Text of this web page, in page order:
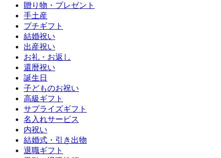
贈り物・プレゼント
手土産
プチギフト
結婚祝い
出産祝い
お礼・お返し
還暦祝い
誕生日
子どものお祝い
高級ギフト
サプライズギフト
名入れサービス
内祝い
結婚式・引き出物
退職ギフト